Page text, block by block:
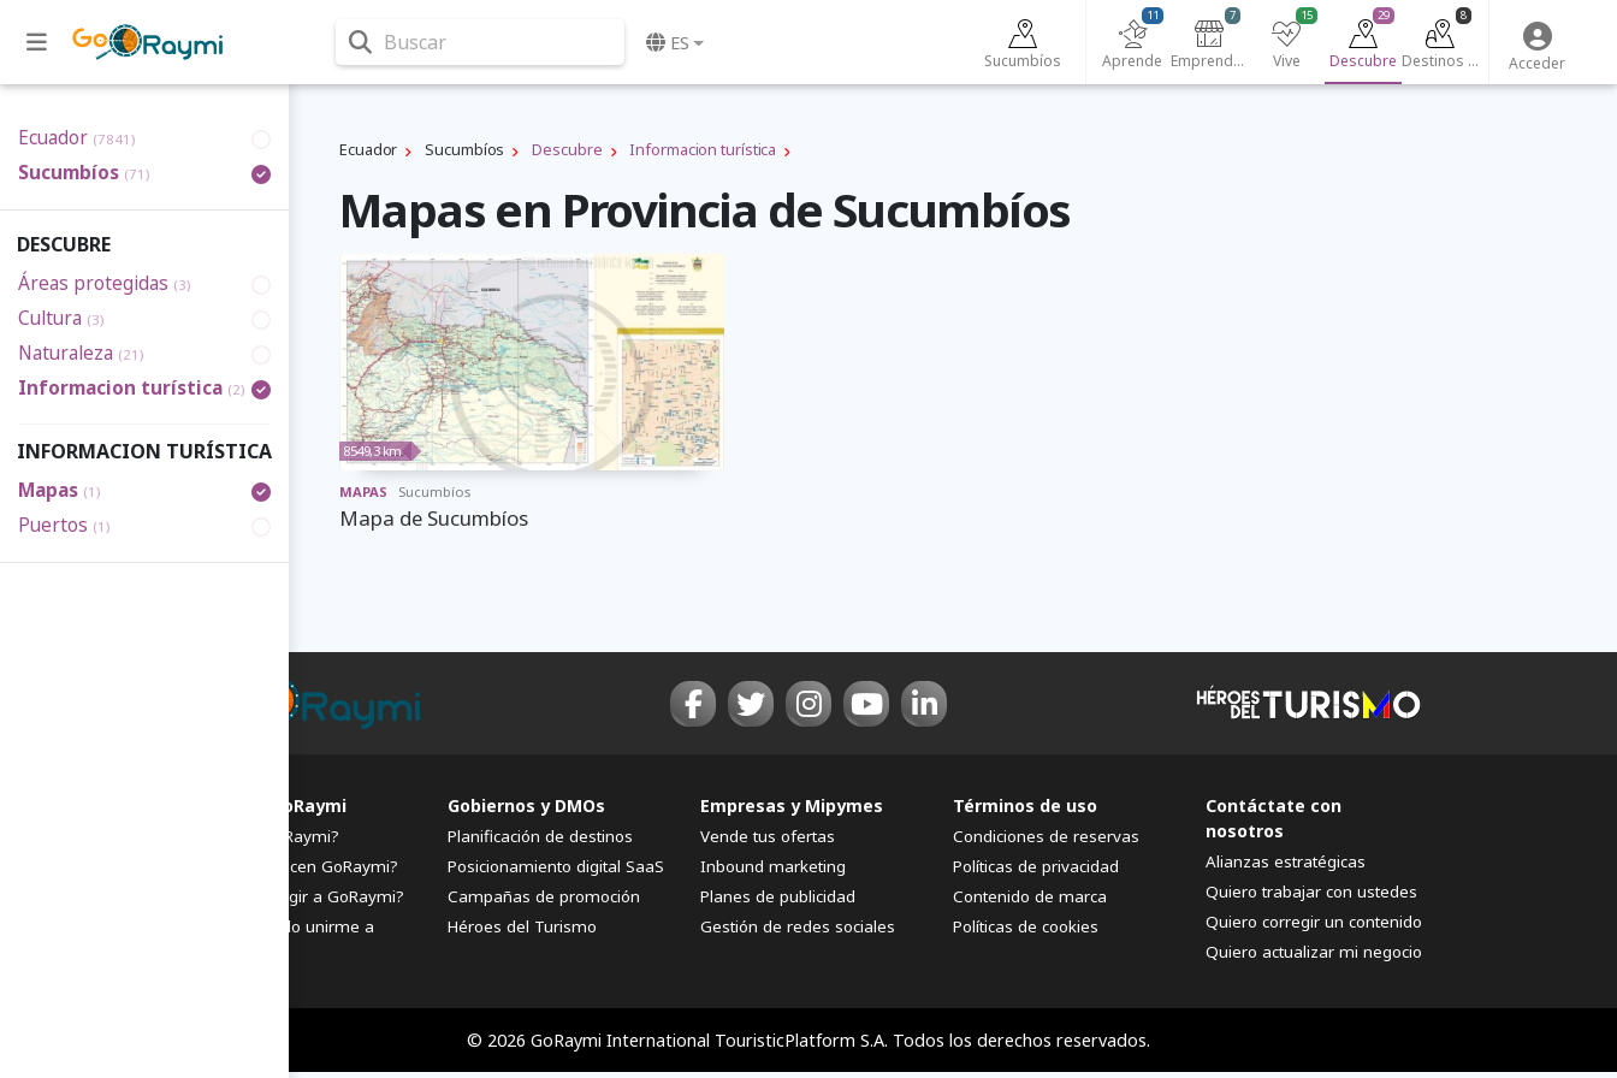
Buscar ES
Sucumbíos Aprende
11
Emprendedores
7
Vive
15
Descubre
29
Destinos turísticos
8
Acceder
Ecuador (7841)
Sucumbíos (71)
DESCUBRE
Áreas protegidas (3)
Cultura (3)
Naturaleza (21)
Informacion turística (2)
INFORMACION TURÍSTICA
Mapas (1)
Puertos (1)
Ecuador Sucumbíos Descubre Informacion turística
Mapas en Provincia de Sucumbíos
8549,3 km
MAPAS Sucumbíos
Mapa de Sucumbíos
FAQs de GoRaymi
¿Qué es GoRaymi?
¿Quiénes hacen GoRaymi?
¿Por qué elegir a GoRaymi?
¿Cómo puedo unirme a
Gobiernos y DMOs
Planificación de destinos
Posicionamiento digital SaaS
Campañas de promoción
Héroes del Turismo
Empresas y Mipymes
Vende tus ofertas
Inbound marketing
Planes de publicidad
Gestión de redes sociales
Términos de uso
Condiciones de reservas
Políticas de privacidad
Contenido de marca
Políticas de cookies
Contáctate con
nosotros
Alianzas estratégicas
Quiero trabajar con ustedes
Quiero corregir un contenido
Quiero actualizar mi negocio
© 2026 GoRaymi International TouristicPlatform S.A. Todos los derechos reservados.